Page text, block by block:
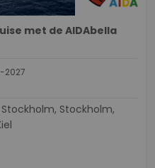
met de AIDAbella
2027